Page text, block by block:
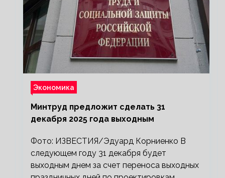
Экономика
Минтруд предложит сделать 31
декабря 2025 года выходным
Фото: ИЗВЕСТИЯ/Эдуард Корниенко В
следующем году 31 декабря будет
выходным днем за счет переноса выходных